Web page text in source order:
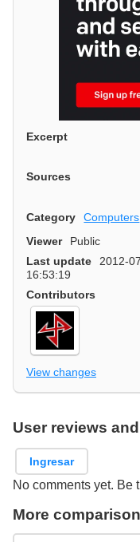
Excerpt
Sources
Category Computers
Viewer
Public
Last update
2012-
16:53:19
Contributors
View changes
User reviews
Ingresar
No comments yet. Be
More